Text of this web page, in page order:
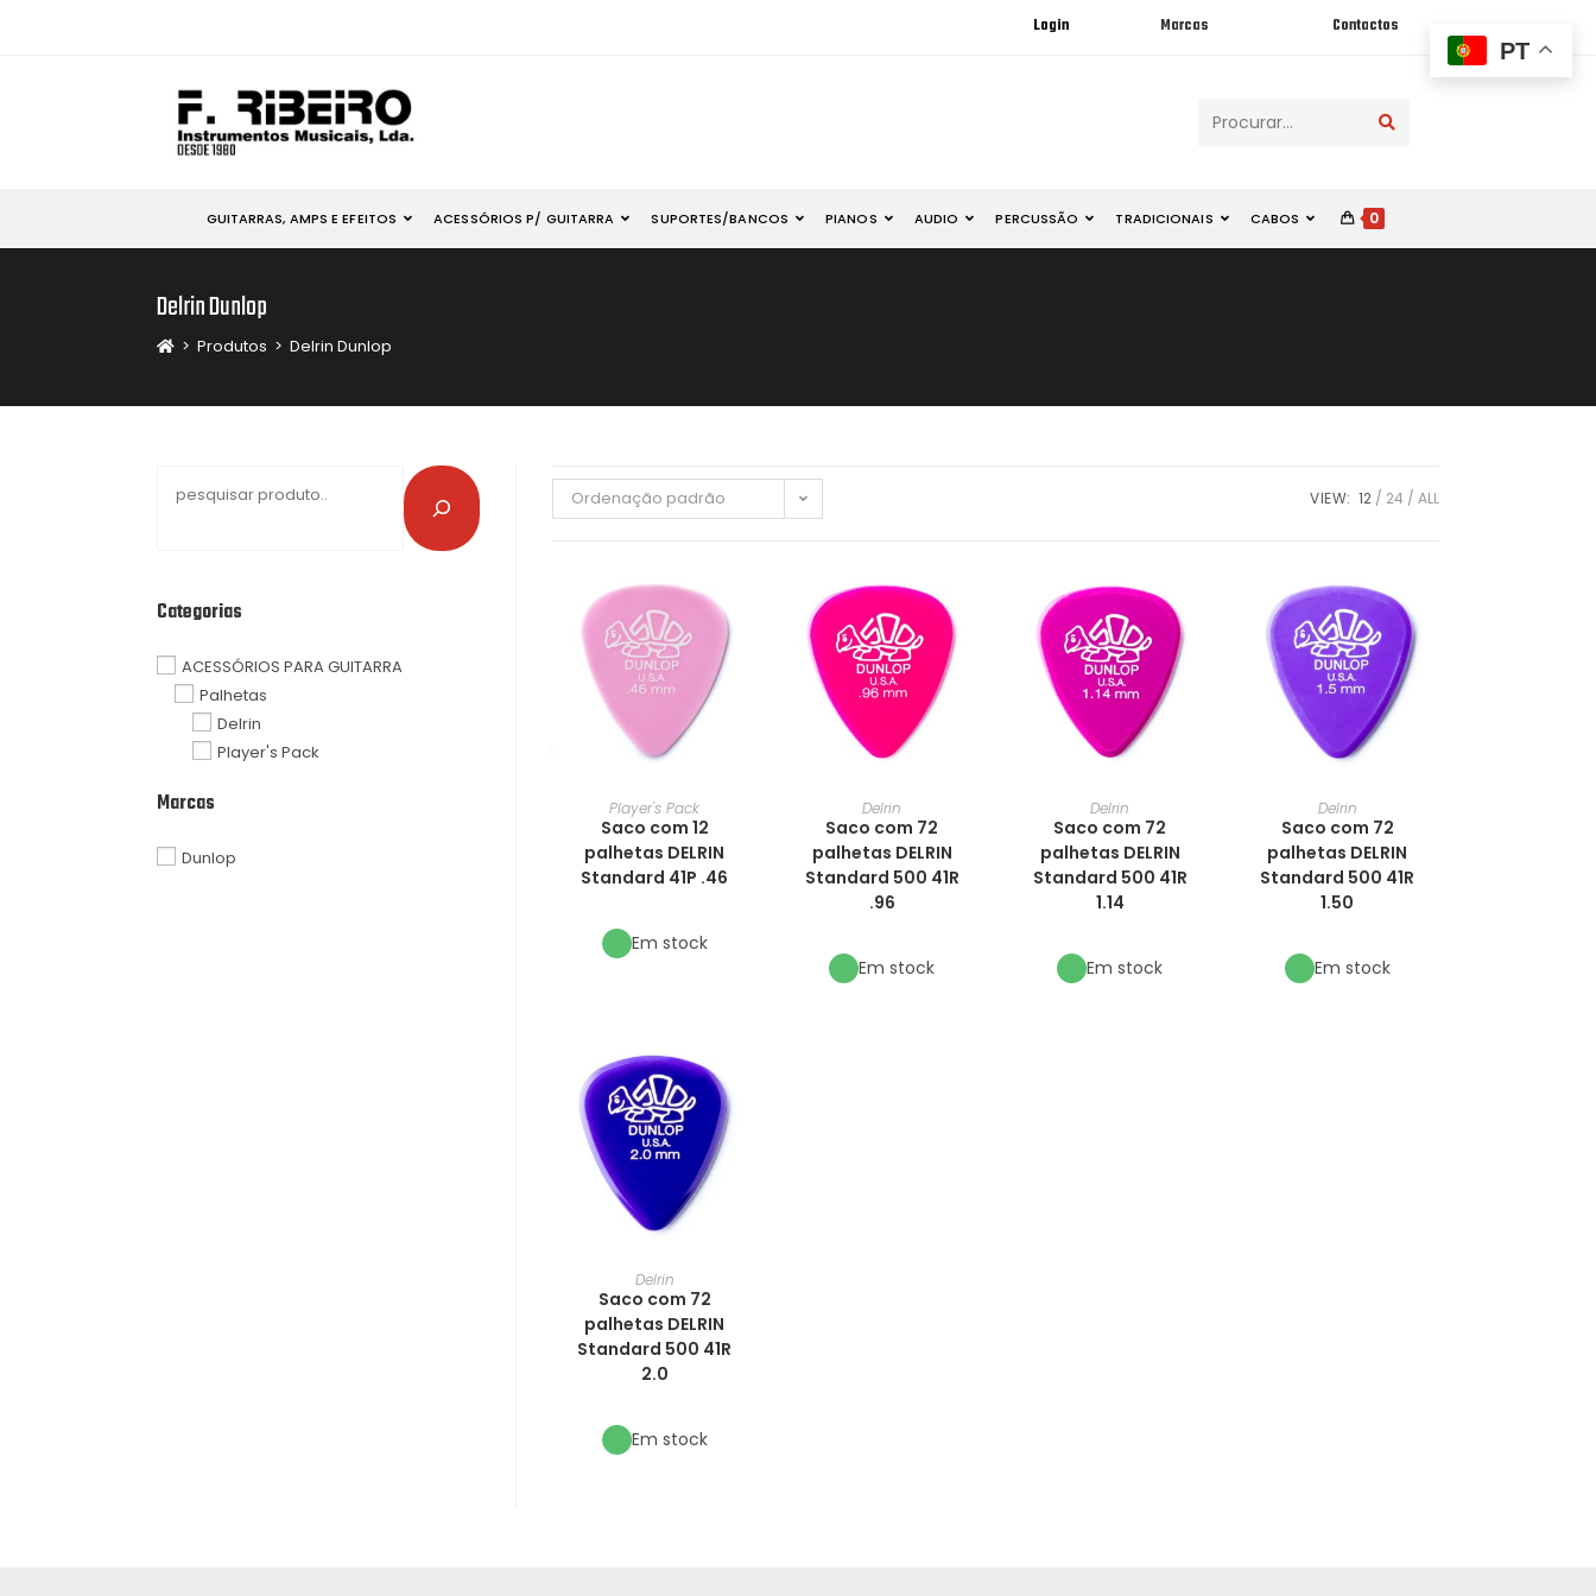
Login Marcas Contactos
Procurar...
GUITARRAS, AMPS E EFEITOS ACESSÓRIOS P/ GUITARRA SUPORTES/BANCOS PIANOS AUDIO PERCUSSÃO TRADICIONAIS CABOS 0
Delrin Dunlop
> Produtos > Delrin Dunlop
Ordenação padrão VIEW: 12 24 ALL
Player's Pack
Saco com 12
palhetas DELRIN
Standard 41P .46
Em stock
Delrin
Saco com 72
palhetas DELRIN
Standard 500 41R
.96
Em stock
Delrin
Saco com 72
palhetas DELRIN
Standard 500 41R
1.14
Em stock
Delrin
Saco com 72
palhetas DELRIN
Standard 500 41R
1.50
Em stock
Delrin
Saco com 72
palhetas DELRIN
Standard 500 41R
2.0
Em stock
Categorias
ACESSÓRIOS PARA GUITARRA
Palhetas
Delrin
Player's Pack
Marcas
Dunlop
PT